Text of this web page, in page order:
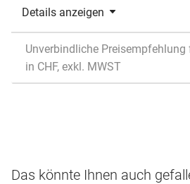
Details anzeigen
Unverbindliche Preisempfehlung
in CHF, exkl. MWST
Das könnte Ihnen auch